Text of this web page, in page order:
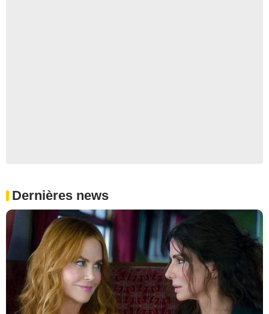
Dernières news